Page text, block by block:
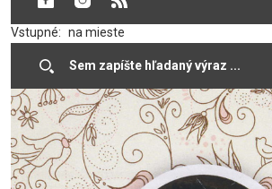
Vstupné: na mieste